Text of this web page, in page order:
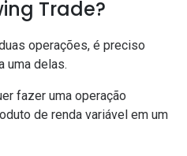
Trade?
operações, é preciso
uma delas.
fazer uma operação
de renda variável em um